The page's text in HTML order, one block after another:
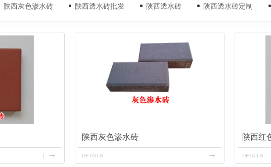
陕西灰色渗水砖 陕西透水砖批发 陕西透水砖 陕西透水砖定制
陕西灰色渗水砖
DETAILS
陕西红
DETAILS